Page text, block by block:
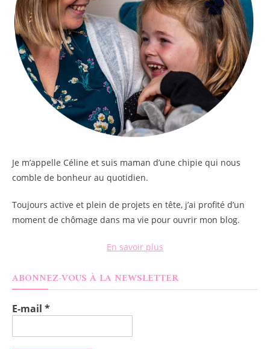
Je m’appelle Céline et suis maman d’une chipie qui nous
comble de bonheur au quotidien.
Toujours active et plein de projets en tête, j’ai profité d’un
moment de chômage dans ma vie pour ouvrir mon blog.
En savoir plus
ABONNEZ-VOUS À LA NEWSLETTER
E-mail *